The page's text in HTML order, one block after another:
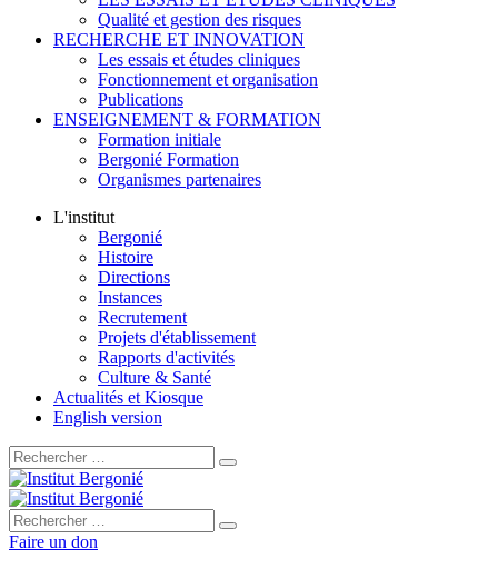
Qualité et gestion des risques
RECHERCHE ET INNOVATION
Les essais et études cliniques
Fonctionnement et organisation
Publications
ENSEIGNEMENT & FORMATION
Formation initiale
Bergonié Formation
Organismes partenaires
L'institut
Bergonié
Histoire
Directions
Instances
Recrutement
Projets d'établissement
Rapports d'activités
Culture & Santé
Actualités et Kiosque
English version
Rechercher :
Rechercher :
Faire un don